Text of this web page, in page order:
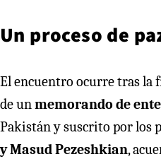
Un proceso de
El encuentro ocurre tras la
de unmemorando de
Pakistán y suscrito por los
y Masud Pezeshkian,